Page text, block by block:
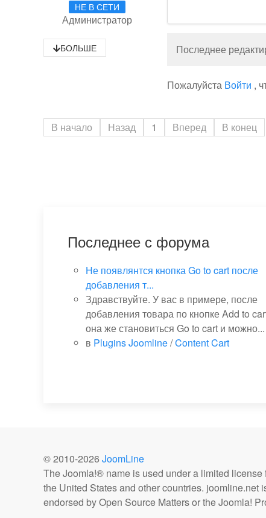
НЕ В СЕТИ
Администратор
БОЛЬШЕ Последнее
Пожалуйста Войти ,
В начало Назад 1 Вперед
В конец
Последнее с форума
Не появлянтся кнопка Go to cart после
добавления т...
Здравствуйте. У вас в примере, после
добавления товара по кнопке Add to
она же становиться Go to cart и можно...
в Plugins Joomline/Content Cart
© 2010-2026 JoomLine
The Joomla!® name is used under a limited license
the United States and other countries. joomline.net
endorsed by Open Source Matters or the Joomla!